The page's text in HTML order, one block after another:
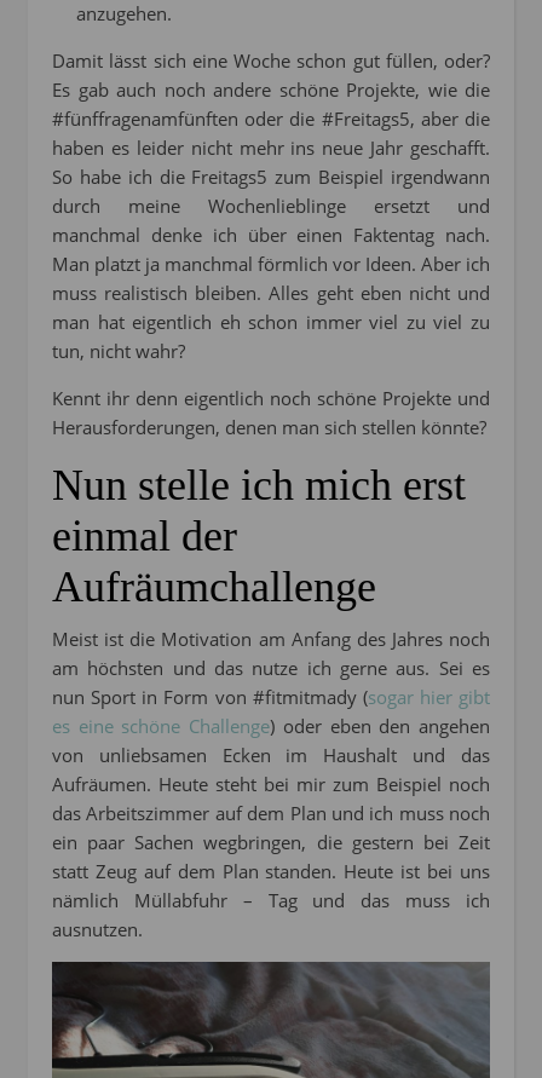
anzugehen.
Damit lässt sich eine Woche schon gut füllen, oder?
Es gab auch noch andere schöne Projekte, wie die
#fünffragenamfünften oder die #Freitags5, aber die
haben es leider nicht mehr ins neue Jahr geschafft.
So habe ich die Freitags5 zum Beispiel irgendwann
durch meine Wochenlieblinge ersetzt und
manchmal denke ich über einen Faktentag nach.
Man platzt ja manchmal förmlich vor Ideen. Aber ich
muss realistisch bleiben. Alles geht eben nicht und
man hat eigentlich eh schon immer viel zu viel zu
tun, nicht wahr?
Kennt ihr denn eigentlich noch schöne Projekte und
Herausforderungen, denen man sich stellen könnte?
Nun stelle ich mich erst
einmal der
Aufräumchallenge
Meist ist die Motivation am Anfang des Jahres noch
am höchsten und das nutze ich gerne aus. Sei es
nun Sport in Form von #fitmitmady (sogar hier gibt
es eine schöne Challenge) oder eben den angehen
von unliebsamen Ecken im Haushalt und das
Aufräumen. Heute steht bei mir zum Beispiel noch
das Arbeitszimmer auf dem Plan und ich muss noch
ein paar Sachen wegbringen, die gestern bei Zeit
statt Zeug auf dem Plan standen. Heute ist bei uns
nämlich Müllabfuhr – Tag und das muss ich
ausnutzen.